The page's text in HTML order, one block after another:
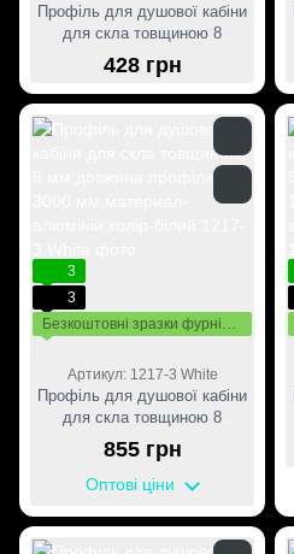
Профіль для душової кабіни
для скла товщиною 8
мм,довжина профілю 1000
мм,материал-алюміній,колір-
білий
428 грн
3
3
Безкоштовні зразки фурнітури
Артикул: 1217-3 White
Профіль для душової кабіни
для скла товщиною 8
мм,довжина профілю 3000
мм,материал-алюміній,колір-
білий
855 грн
Оптові ціни